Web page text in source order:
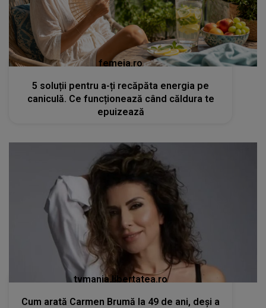
femeia.ro
5 soluții pentru a-ți recăpăta energia pe
caniculă. Ce funcționează când căldura te
epuizează
tvmania.libertatea.ro
Cum arată Carmen Brumă la 49 de ani, deși a